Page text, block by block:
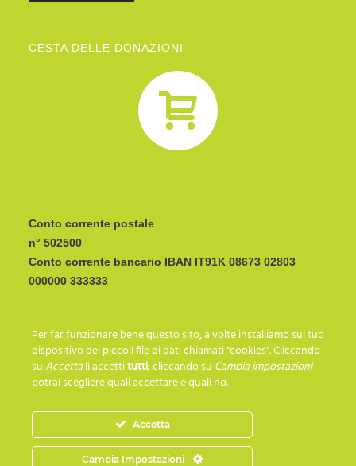
CESTA DELLE DONAZIONI
Conto corrente postale
n° 502500
Conto corrente bancario IBAN
I C R A I T R R I P 0
SEGUICI SU…
Per far funzionare bene questo sito, a volte installiamo sul tuo
dispositivo dei piccoli file di dati chiamati "cookies". Cliccando
suAccettali accettitutti; cliccando su Cambia impostazioni
potrai scegliere quali accettare e quali no.
Accetta
Cambia Impostazioni